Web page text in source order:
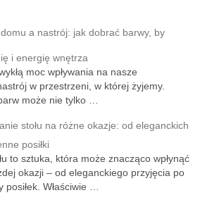
a nastrój: jak dobrać barwy, by
i energię wnętrza
moc wpływania na nasze
w przestrzeni, w której żyjemy.
może nie tylko …
stołu na różne okazje: od eleganckich
posiłki
to sztuka, która może znacząco wpłynąć
okazji – od eleganckiego przyjęcia po
posiłek. Właściwie …